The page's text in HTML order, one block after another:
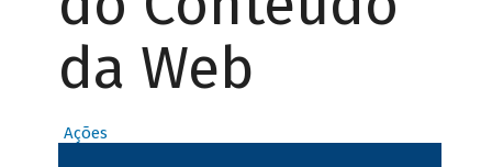
da Web
Ações